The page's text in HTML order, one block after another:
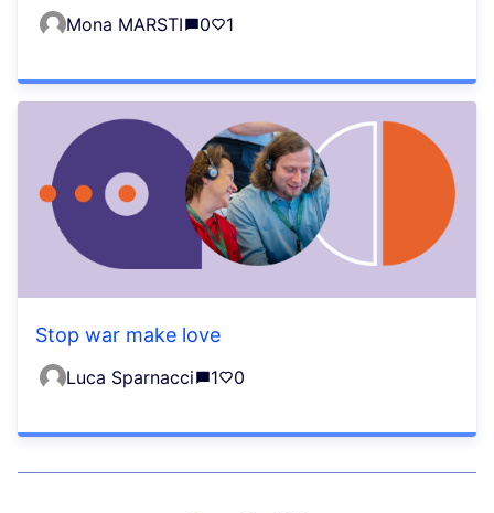
Mona MARSTI 0 1
Stop war make love
Luca Sparnacci 1 0